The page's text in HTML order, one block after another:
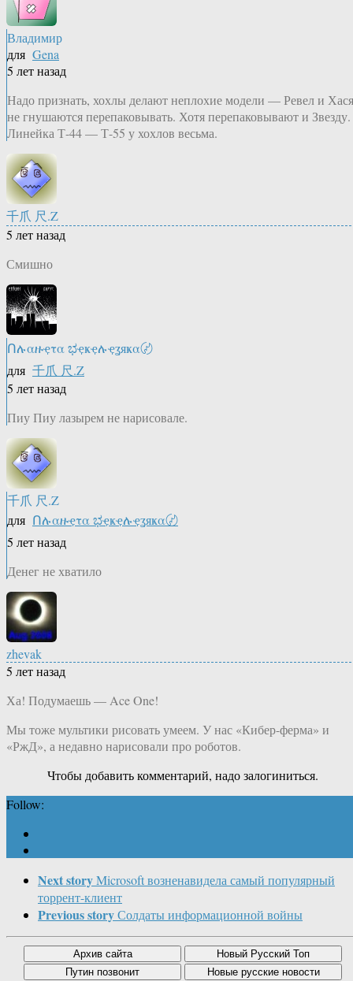
Владимир
для Gena
5 лет назад
Надо признать, хохлы делают неплохие модели — Ревел и Хася
не гнушаются перепаковывать. Хотя перепаковывают и Звезду.
Линейка Т-44 — Т-55 у хохлов весьма.
千爪 尺.Z
5 лет назад
Смишно
Ոሉαዙҿτα ಭҿҝҿሉҿʓяҝα〄
для 千爪 尺.Z
5 лет назад
Пиу Пиу лазырем не нарисовале.
千爪 尺.Z
для Ոሉαዙҿτα ಭҿҝҿሉҿʓяҝα〄
5 лет назад
Денег не хватило
zhevak
5 лет назад
Ха! Подумаешь — Ace One!
Мы тоже мультики рисовать умеем. У нас «Кибер-ферма» и
«РжД», а недавно нарисовали про роботов.
Чтобы добавить комментарий, надо залогиниться.
Follow:
Next storyMicrosoft возненавидела самый популярный
торрент-клиент
Previous storyСолдаты информационной войны